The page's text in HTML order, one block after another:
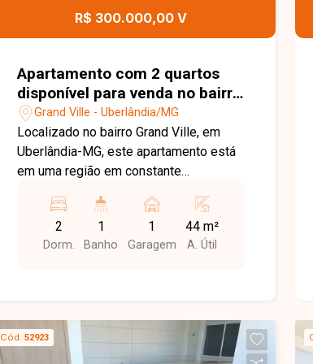
localizado no bairro Grand Ville. Agende
detalhes deste imóvel.
R$ 300.000,00 V
Apartamento com 2 quartos
disponível para venda no bairro
Grand Ville em Uberlândia-MG
Grand Ville - Uberlândia/MG
Localizado no bairro Grand Ville, em
Uberlândia-MG, este apartamento está
em uma região em constante
pelo ambiente familiar, tranquilidade e
excelente infraestrutura. O bairro
oferece fácil acesso às principais vias
proporcionando praticidade e qualidade
de vida. O imóvel conta com sala
2
Dorm.
1
Banho
1
Garagem
44 m²
A. Útil
Cód. 52923